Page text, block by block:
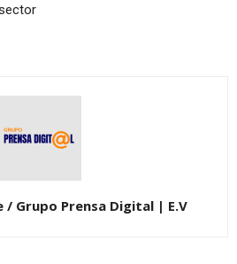
/ Grupo Prensa Digital | E.V